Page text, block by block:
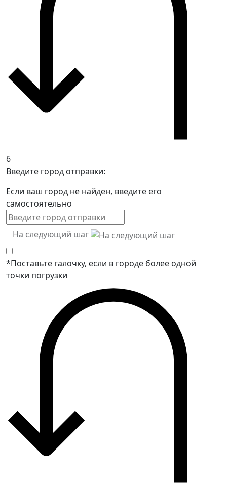
6
Введите город отправки:
Если ваш город не найден, введите его
самостоятельно
На следующий шаг
*Поставьте галочку, если в городе более одной
точки погрузки